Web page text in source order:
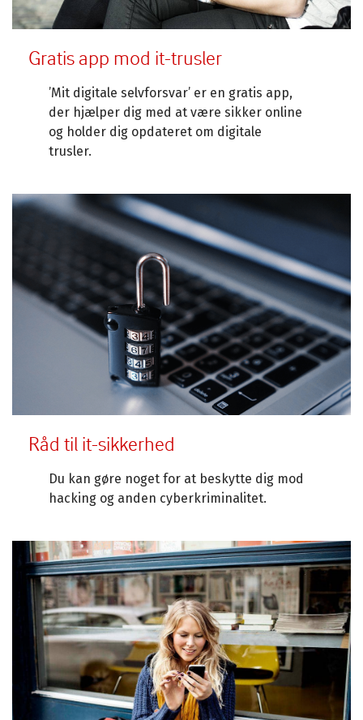
Gratis app mod it-trusler
’Mit digitale selvforsvar’ er en gratis app,
der hjælper dig med at være sikker online
og holder dig opdateret om digitale
trusler.
Råd til it-sikkerhed
Du kan gøre noget for at beskytte dig mod
hacking og anden cyberkriminalitet.